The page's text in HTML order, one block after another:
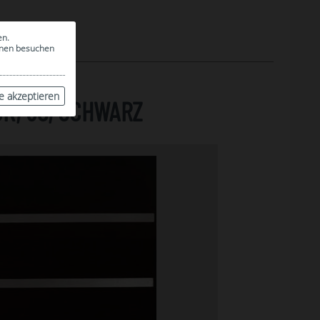
besuchen
akzeptieren
80, SCHWARZ